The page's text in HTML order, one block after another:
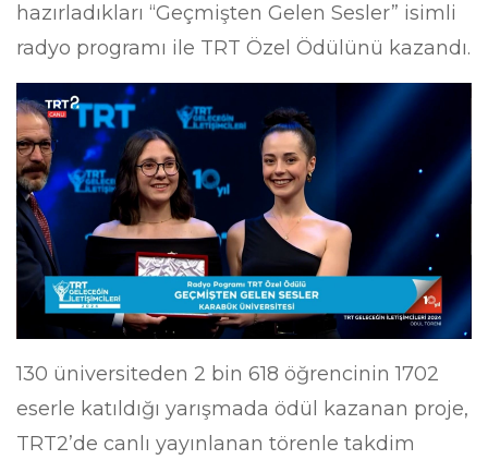
hazırladıkları “Geçmişten Gelen Sesler” isimli
radyo programı ile TRT Özel Ödülünü kazandı.
130 üniversiteden 2 bin 618 öğrencinin 1702
eserle katıldığı yarışmada ödül kazanan proje,
TRT2’de canlı yayınlanan törenle takdim